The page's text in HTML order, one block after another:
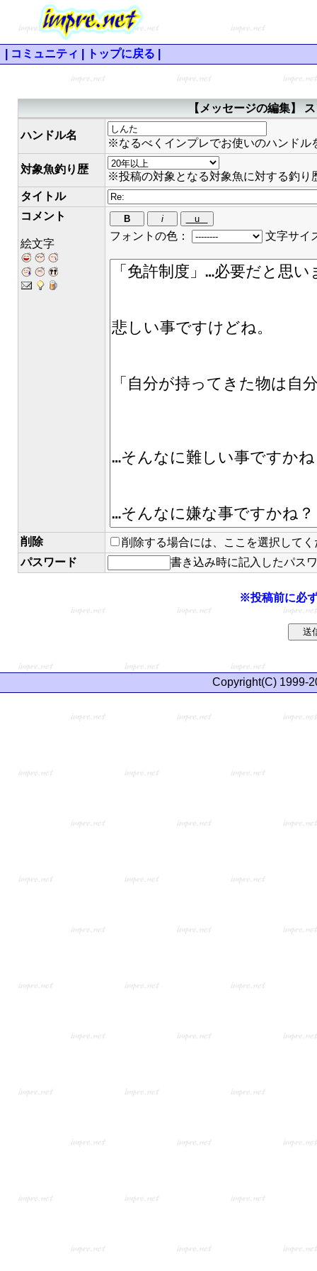
コミュニティ トップに戻る
【メッセージの編集】
ハンドル名
※なるべくインプレでお使いのハンドル
対象魚釣り歴
※投稿の対象となる対象魚に対する釣り
タイトル
コメント
絵文字
フォントの色： 文字サイ
削除
削除する場合には、ここを選択してく
パスワード
書き込み時に記入したパス
※投稿前に必
Copyright(C) 1999-